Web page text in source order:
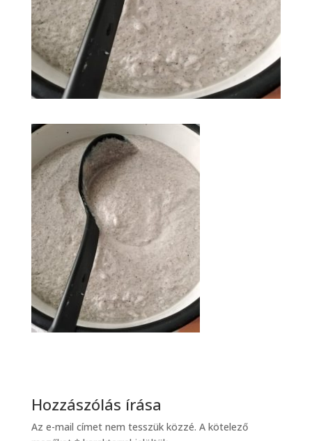
Hozzászólás írása
Az e-mail címet nem tesszük közzé. A kötelező